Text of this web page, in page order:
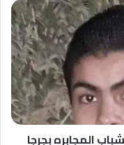
المجابره بجرجا